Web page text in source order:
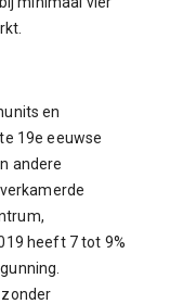
en
19e eeuwse
andere
heeft 7 tot 9%